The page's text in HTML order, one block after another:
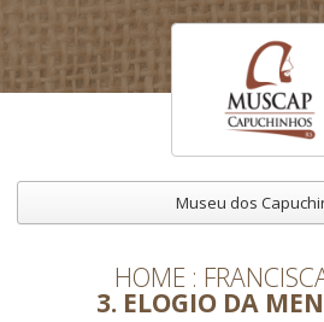
Museu dos
HOME
3. ELOGIO DA